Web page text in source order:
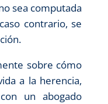
sea computada
contrario, se
sobre cómo
a la herencia,
un abogado